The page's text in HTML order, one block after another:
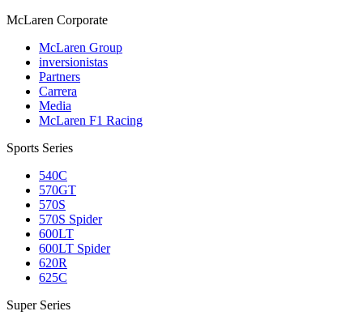
McLaren Corporate
McLaren Group
inversionistas
Partners
Carrera
Media
McLaren F1 Racing
Sports Series
540C
570GT
570S
570S Spider
600LT
600LT Spider
620R
625C
Super Series